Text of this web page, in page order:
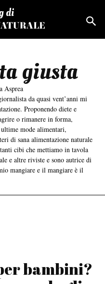
di
giusta
Asprea
da quasi vent’anni mi
Proponendo diete e
o rimanere in forma,
mode alimentari,
di sana alimentazione naturale
cibi che mettiamo in tavola
e altre riviste e sono autrice di
mangiare e il mangiare è il
bambini?